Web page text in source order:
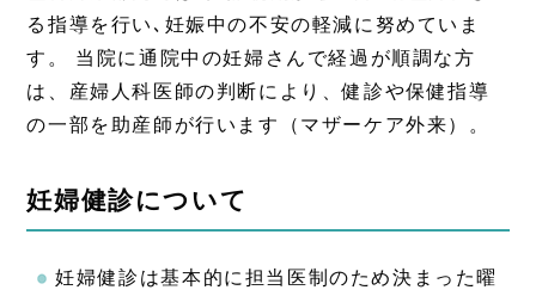
る指導を行い､妊娠中の不安の軽減に努めていま
す。 当院に通院中の妊婦さんで経過が順調な方
は、産婦人科医師の判断により、健診や保健指導
の一部を助産師が行います（マザーケア外来）。
妊婦健診について
妊婦健診は基本的に担当医制のため決まった曜